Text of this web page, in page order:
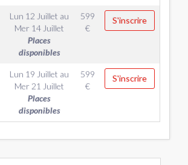
Lun 12 Juillet au
Mer 14 Juillet
Places
disponibles
599
€
S'inscrire
Lun 19 Juillet au
Mer 21 Juillet
Places
disponibles
599
€
S'inscrire